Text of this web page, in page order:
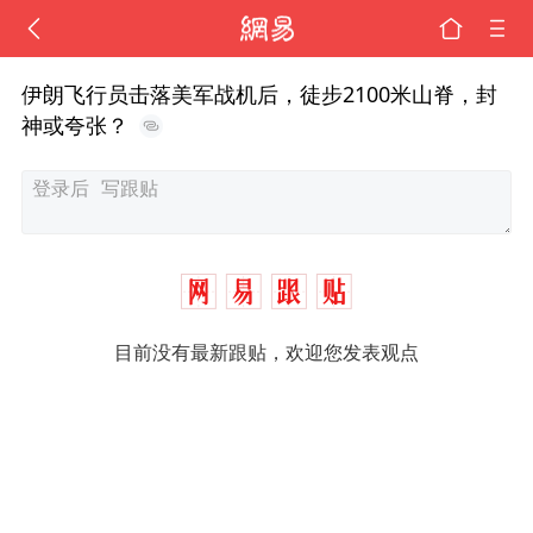
伊朗飞行员击落美军战机后，徒步2100米山脊，封
神或夸张？
目前没有最新跟贴，欢迎您发表观点